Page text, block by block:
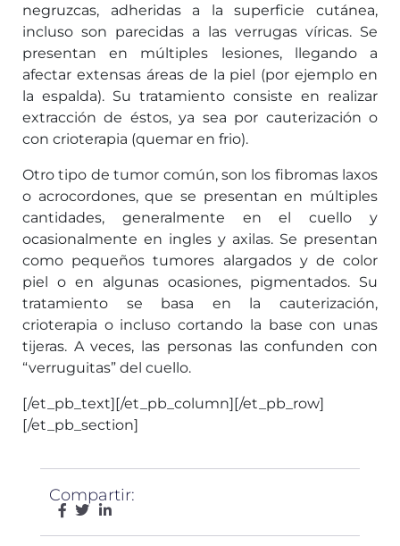
negruzcas, adheridas a la superficie cutánea,
incluso son parecidas a las verrugas víricas. Se
presentan en múltiples lesiones, llegando a
afectar extensas áreas de la piel (por ejemplo en
la espalda). Su tratamiento consiste en realizar
extracción de éstos, ya sea por cauterización o
con crioterapia (quemar en frio).
Otro tipo de tumor común, son los fibromas laxos
o acrocordones, que se presentan en múltiples
cantidades, generalmente en el cuello y
ocasionalmente en ingles y axilas. Se presentan
como pequeños tumores alargados y de color
piel o en algunas ocasiones, pigmentados. Su
tratamiento se basa en la cauterización,
crioterapia o incluso cortando la base con unas
tijeras. A veces, las personas las confunden con
“verruguitas” del cuello.
[/et_pb_text][/et_pb_column][/et_pb_row]
[/et_pb_section]
Compartir: